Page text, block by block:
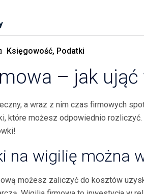
Księgowość, Podatki
– jak ująć
a wraz z nim czas firmowych
które możesz odpowiednio
na wigilię można
możesz zaliczyć do kosztów